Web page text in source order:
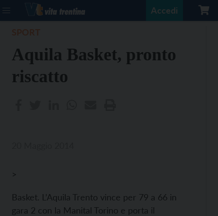
Accedi
Aquila Basket, pronto
riscatto
>
Basket. L’Aquila Trento vince per 79 a 66 in
gara 2 con la Manital Torino e porta il